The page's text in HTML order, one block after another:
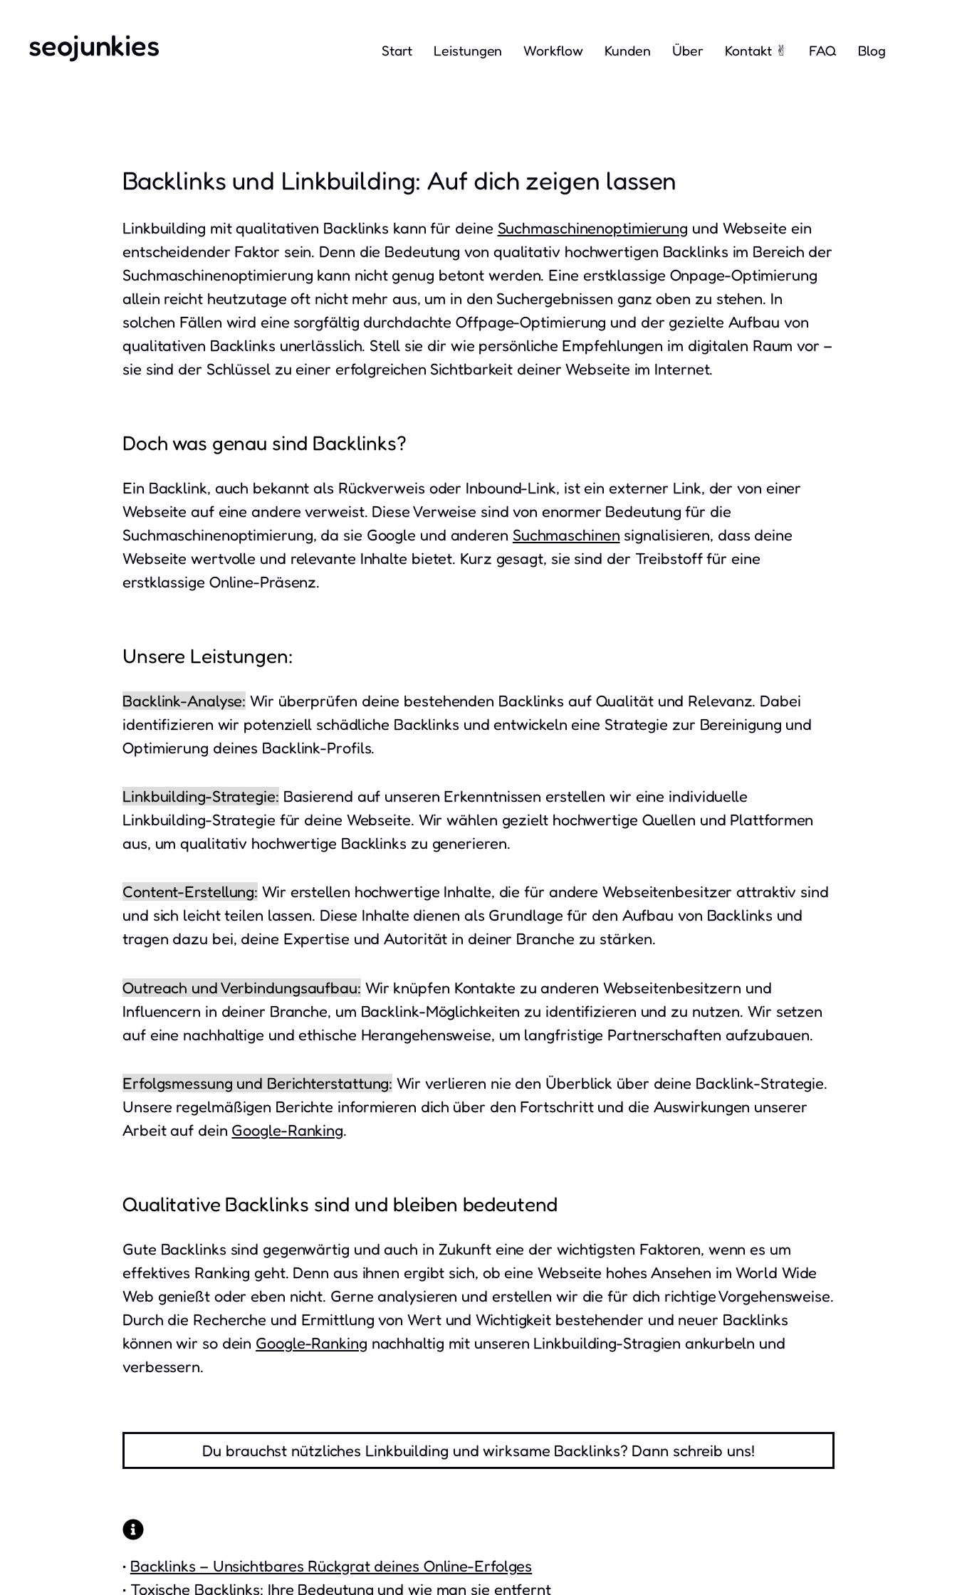
seojunkies Start Leistungen Workflow Kunden Über Kontakt ✌︎ FAQ Blog
Backlinks und Linkbuilding: Auf dich zeigen lassen
Linkbuilding mit qualitativen Backlinks kann für deine Suchmaschinenoptimierung und Webseite ein
entscheidender Faktor sein. Denn die Bedeutung von qualitativ hochwertigen Backlinks im Bereich der
Suchmaschinenoptimierung kann nicht genug betont werden. Eine erstklassige Onpage-Optimierung
allein reicht heutzutage oft nicht mehr aus, um in den Suchergebnissen ganz oben zu stehen. In
solchen Fällen wird eine sorgfältig durchdachte Offpage-Optimierung und der gezielte Aufbau von
qualitativen Backlinks unerlässlich. Stell sie dir wie persönliche Empfehlungen im digitalen Raum vor –
sie sind der Schlüssel zu einer erfolgreichen Sichtbarkeit deiner Webseite im Internet.
Doch was genau sind Backlinks?
Ein Backlink, auch bekannt als Rückverweis oder Inbound-Link, ist ein externer Link, der von einer
Webseite auf eine andere verweist. Diese Verweise sind von enormer Bedeutung für die
Suchmaschinenoptimierung, da sie Google und anderen Suchmaschinen signalisieren, dass deine
Webseite wertvolle und relevante Inhalte bietet. Kurz gesagt, sie sind der Treibstoff für eine
erstklassige Online-Präsenz.
Unsere Leistungen:
Backlink-Analyse: Wir überprüfen deine bestehenden Backlinks auf Qualität und Relevanz. Dabei
identifizieren wir potenziell schädliche Backlinks und entwickeln eine Strategie zur Bereinigung und
Optimierung deines Backlink-Profils.
Linkbuilding-Strategie: Basierend auf unseren Erkenntnissen erstellen wir eine individuelle
Linkbuilding-Strategie für deine Webseite. Wir wählen gezielt hochwertige Quellen und Plattformen
aus, um qualitativ hochwertige Backlinks zu generieren.
Content-Erstellung: Wir erstellen hochwertige Inhalte, die für andere Webseitenbesitzer attraktiv sind
und sich leicht teilen lassen. Diese Inhalte dienen als Grundlage für den Aufbau von Backlinks und
tragen dazu bei, deine Expertise und Autorität in deiner Branche zu stärken.
Outreach und Verbindungsaufbau: Wir knüpfen Kontakte zu anderen Webseitenbesitzern und
Influencern in deiner Branche, um Backlink-Möglichkeiten zu identifizieren und zu nutzen. Wir setzen
auf eine nachhaltige und ethische Herangehensweise, um langfristige Partnerschaften aufzubauen.
Erfolgsmessung und Berichterstattung: Wir verlieren nie den Überblick über deine Backlink-Strategie.
Unsere regelmäßigen Berichte informieren dich über den Fortschritt und die Auswirkungen unserer
Arbeit auf dein Google-Ranking.
Qualitative Backlinks sind und bleiben bedeutend
Gute Backlinks sind gegenwärtig und auch in Zukunft eine der wichtigsten Faktoren, wenn es um
effektives Ranking geht. Denn aus ihnen ergibt sich, ob eine Webseite hohes Ansehen im World Wide
Web genießt oder eben nicht. Gerne analysieren und erstellen wir die für dich richtige Vorgehensweise.
Durch die Recherche und Ermittlung von Wert und Wichtigkeit bestehender und neuer Backlinks
können wir so dein Google-Ranking nachhaltig mit unseren Linkbuilding-Stragien ankurbeln und
verbessern.
Du brauchst nützliches Linkbuilding und wirksame Backlinks? Dann schreib uns!
• Backlinks – Unsichtbares Rückgrat deines Online-Erfolges
• Toxische Backlinks: Ihre Bedeutung und wie man sie entfernt